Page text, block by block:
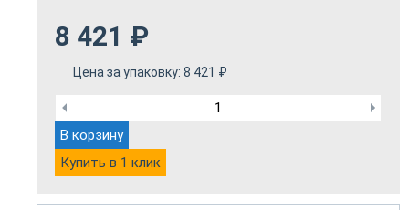
8 421 ₽
Цена за упаковку: 8 421 ₽
В корзину
Купить в 1 клик